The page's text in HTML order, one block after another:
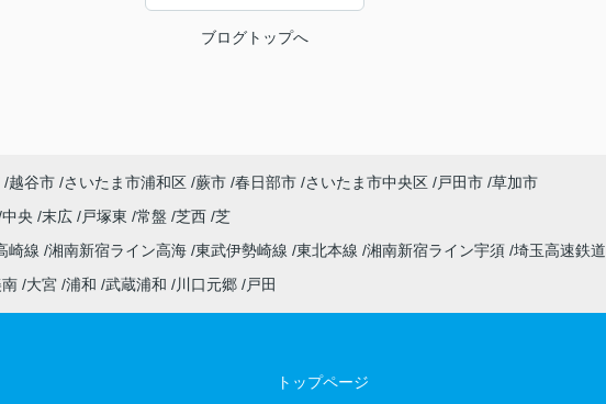
ブログトップへ
越谷市 さいたま市浦和区 蕨市 春日部市 さいたま市中央区 戸田市 草加市
中央 末広 戸塚東 常盤 芝西 芝
崎線 湘南新宿ライン高海 東武伊勢崎線 東北本線 湘南新宿ライン宇須 埼玉高速鉄道
大宮 浦和 武蔵浦和 川口元郷 戸田
トップページ